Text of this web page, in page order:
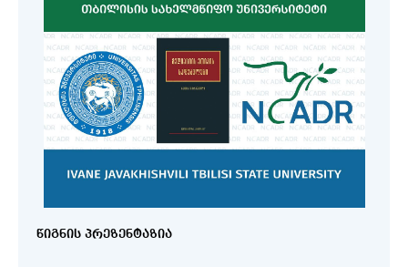
ᲬᲘᲒᲜᲘᲡ ᲞᲠᲔᲖᲔᲜᲢᲐᲖᲘᲐ